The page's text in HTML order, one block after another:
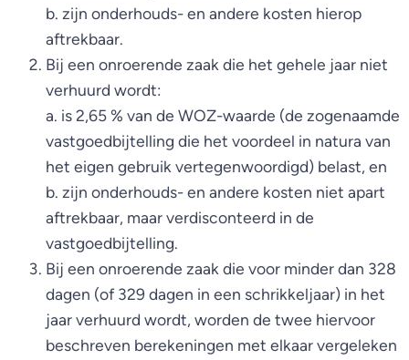
b. zijn onderhouds- en andere kosten hierop
aftrekbaar.
Bij een onroerende zaak die het gehele jaar niet
verhuurd wordt:
a. is 2,65 % van de WOZ-waarde (de zogenaamde
vastgoedbijtelling die het voordeel in natura van
het eigen gebruik vertegenwoordigd) belast, en
b. zijn onderhouds- en andere kosten niet apart
aftrekbaar, maar verdisconteerd in de
vastgoedbijtelling.
Bij een onroerende zaak die voor minder dan 328
dagen (of 329 dagen in een schrikkeljaar) in het
jaar verhuurd wordt, worden de twee hiervoor
beschreven berekeningen met elkaar vergeleken